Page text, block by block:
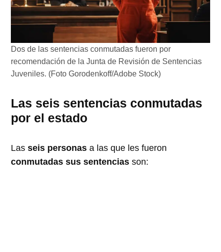
Dos de las sentencias conmutadas fueron por
recomendación de la Junta de Revisión de Sentencias
Juveniles. (Foto Gorodenkoff/Adobe Stock)
Las seis sentencias conmutadas
por el estado
Lasseis personas a las que les fueron
conmutadas sus sentencias son: